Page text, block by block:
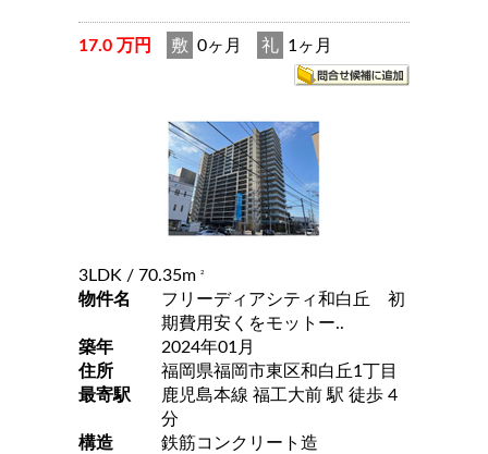
17.0 万円 敷 0ヶ月 礼 1ヶ月
3LDK / 70.35m 2
物件名
フリーディアシティ和白丘 初
期費用安くをモットー..
築年
2024年01月
住所
福岡県福岡市東区和白丘1丁目
最寄駅
鹿児島本線 福工大前 駅 徒歩 4
分
構造
鉄筋コンクリート造